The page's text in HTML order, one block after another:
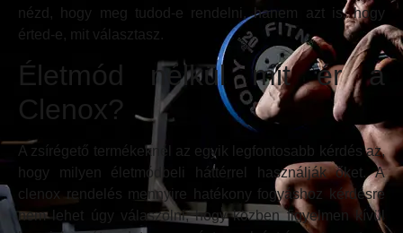
nézd, hogy meg tudod-e rendelni, hanem azt is, hogy
érted-e, mit választasz.
Életmód nélkül mit ér a
Clenox?
A zsírégető termékeknél az egyik legfontosabb kérdés az,
hogy milyen életmódbeli háttérrel használják őket. A
clenox rendelés mennyire hatékony fogyáshoz kérdésre
nem lehet úgy válaszolni, hogy közben figyelmen kívül